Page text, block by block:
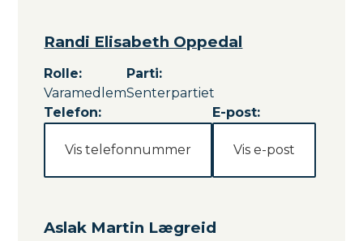
Randi Elisabeth Oppedal
Rolle:
Varamedlem
Parti:
Senterpartiet
Telefon:
Vis telefonnummer
E-post:
Vis e-post
Aslak Martin Lægreid